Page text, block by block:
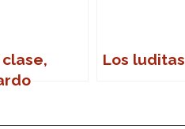
Los luditas